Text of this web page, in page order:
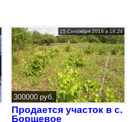
15 Сентября 2019 в 18:24
300000 руб.
Продается участок в с.
Борщевое